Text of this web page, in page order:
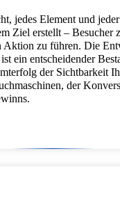
jedes Element und
Ziel erstellt – Besucher
Aktion zu führen. Die
ein entscheidender
der Sichtbarkeit
der